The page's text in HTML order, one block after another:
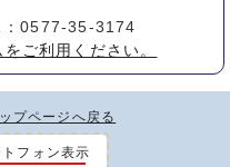
0577-35-3174
ご利用ください。
プページへ戻る
フォン表示